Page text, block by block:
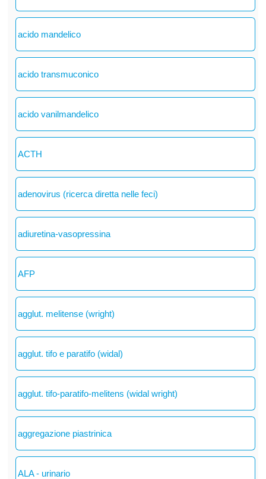
acido mandelico
acido transmuconico
acido vanilmandelico
ACTH
adenovirus (ricerca diretta nelle feci)
adiuretina-vasopressina
AFP
agglut. melitense (wright)
agglut. tifo e paratifo (widal)
agglut. tifo-paratifo-melitens (widal wright)
aggregazione piastrinica
ALA - urinario